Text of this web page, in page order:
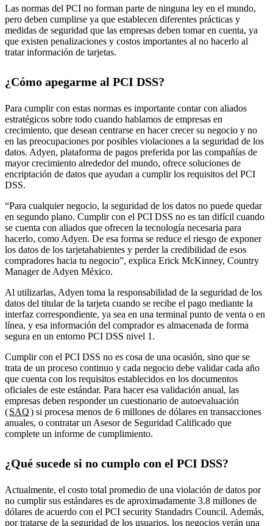
Las normas del PCI no forman parte de ninguna ley en el mundo,
pero deben cumplirse ya que establecen diferentes prácticas y
medidas de seguridad que las empresas deben tomar en cuenta, ya
que existen penalizaciones y costos importantes al no hacerlo al
tratar información de tarjetas.
¿Cómo apegarme al PCI DSS?
Para cumplir con estas normas es importante contar con aliados
estratégicos sobre todo cuando hablamos de empresas en
crecimiento, que desean centrarse en hacer crecer su negocio y no
en las preocupaciones por posibles violaciones a la seguridad de los
datos. Adyen, plataforma de pagos preferida por las compañías de
mayor crecimiento alrededor del mundo, ofrece soluciones de
encriptación de datos que ayudan a cumplir los requisitos del PCI
DSS.
“Para cualquier negocio, la seguridad de los datos no puede quedar
en segundo plano. Cumplir con el PCI DSS no es tan difícil cuando
se cuenta con aliados que ofrecen la tecnología necesaria para
hacerlo, como Adyen. De esa forma se reduce el riesgo de exponer
los datos de los tarjetahabientes y perder la credibilidad de esos
compradores hacia tu negocio”, explica Erick McKinney, Country
Manager de Adyen México.
Al utilizarlas, Adyen toma la responsabilidad de la seguridad de los
datos del titular de la tarjeta cuando se recibe el pago mediante la
interfaz correspondiente, ya sea en una terminal punto de venta o en
línea, y esa información del comprador es almacenada de forma
segura en un entorno PCI DSS nivel 1.
Cumplir con el PCI DSS no es cosa de una ocasión, sino que se
trata de un proceso continuo y cada negocio debe validar cada año
que cuenta con los requisitos establecidos en los documentos
oficiales de este estándar. Para hacer esa validación anual, las
empresas deben responder un cuestionario de autoevaluación
(SAQ) si procesa menos de 6 millones de dólares en transacciones
anuales, o contratar un Asesor de Seguridad Calificado que
complete un informe de cumplimiento.
¿Qué sucede si no cumplo con el PCI DSS?
Actualmente, el costo total promedio de una violación de datos por
no cumplir sus estándares es de aproximadamente 3.8 millones de
dólares de acuerdo con el PCI security Standadrs Council. Además,
por tratarse de la seguridad de los usuarios, los negocios verán una